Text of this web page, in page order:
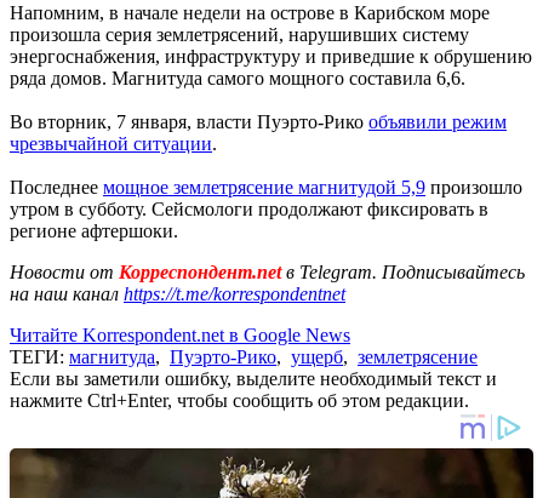
Напомним, в начале недели на острове в Карибском море
произошла серия землетрясений, нарушивших систему
энергоснабжения, инфраструктуру и приведшие к обрушению
ряда домов. Магнитуда самого мощного составила 6,6.
Во вторник, 7 января, власти Пуэрто-Рико объявили режим
чрезвычайной ситуации.
Последнее мощное землетрясение магнитудой 5,9 произошло
утром в субботу. Сейсмологи продолжают фиксировать в
регионе афтершоки.
Новости от Корреспондент.netв Telegram. Подписывайтесь
на наш канал https://t.me/korrespondentnet
Читайте Korrespondent.net в Google News
ТЕГИ: магнитуда, Пуэрто-Рико, ущерб, землетрясение
Если вы заметили ошибку, выделите необходимый текст и
нажмите Ctrl+Enter, чтобы сообщить об этом редакции.